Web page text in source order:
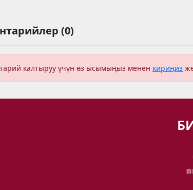
(0)
калтыруу үчүн өз ысымыңыз менен кириңиз